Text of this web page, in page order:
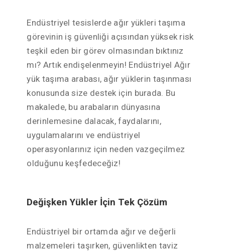
Endüstriyel tesislerde ağır yükleri taşıma
görevinin iş güvenliği açısından yüksek risk
teşkil eden bir görev olmasından bıktınız
mı? Artık endişelenmeyin! Endüstriyel Ağır
yük taşıma arabası, ağır yüklerin taşınması
konusunda size destek için burada. Bu
makalede, bu arabaların dünyasına
derinlemesine dalacak, faydalarını,
uygulamalarını ve endüstriyel
operasyonlarınız için neden vazgeçilmez
olduğunu keşfedeceğiz!
Değişken Yükler İçin Tek Çözüm
Endüstriyel bir ortamda ağır ve değerli
malzemeleri taşırken, güvenlikten taviz